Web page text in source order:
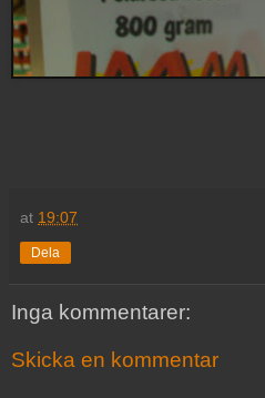
at 19:07
Dela
Inga kommentarer:
Skicka en kommentar